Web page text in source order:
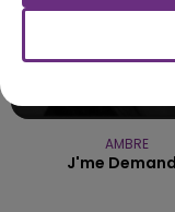
AMBRE
J'me